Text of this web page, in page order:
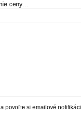
a povoľte si emailové